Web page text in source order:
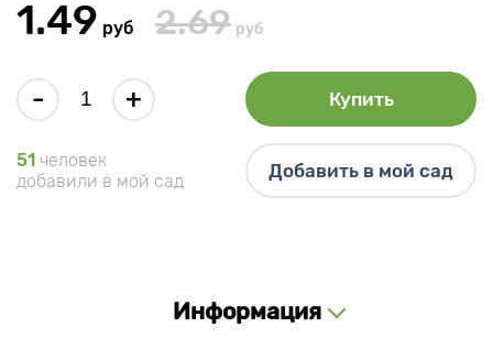
1.49 руб 2.69 руб
- + Купить
51 человек
добавили в мой сад
Добавить в мой сад
Информация